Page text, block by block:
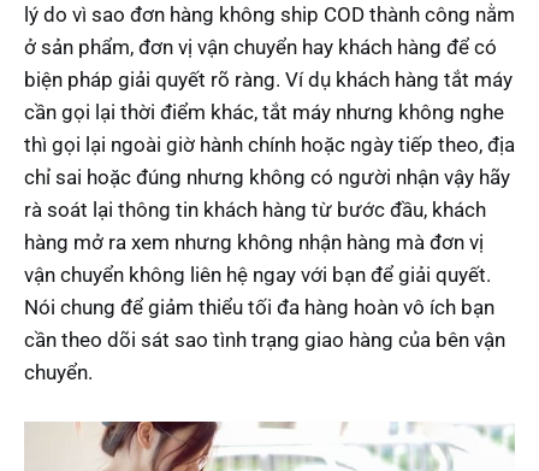
lý do vì sao đơn hàng không ship COD thành công nằm
ở sản phẩm, đơn vị vận chuyển hay khách hàng để có
biện pháp giải quyết rõ ràng. Ví dụ khách hàng tắt máy
cần gọi lại thời điểm khác, tắt máy nhưng không nghe
thì gọi lại ngoài giờ hành chính hoặc ngày tiếp theo, địa
chỉ sai hoặc đúng nhưng không có người nhận vậy hãy
rà soát lại thông tin khách hàng từ bước đầu, khách
hàng mở ra xem nhưng không nhận hàng mà đơn vị
vận chuyển không liên hệ ngay với bạn để giải quyết.
Nói chung để giảm thiểu tối đa hàng hoàn vô ích bạn
cần theo dõi sát sao tình trạng giao hàng của bên vận
chuyển.